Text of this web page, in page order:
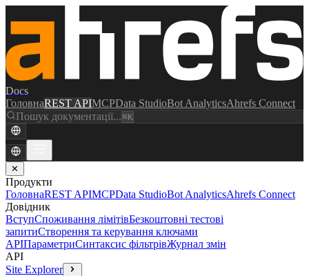
Docs
ГоловнаREST APIMCPData StudioBot AnalyticsAhrefs Connect
Пошук документації...⌘K
✕
Продукти
ГоловнаREST APIMCPData StudioBot AnalyticsAhrefs Connect
Довідник
ВступСпоживання лімітівБезкоштовні тестові
запитиСтворення та керування ключами
APIПараметриСинтаксис фільтрівЖурнал змін
API
Site Explorer